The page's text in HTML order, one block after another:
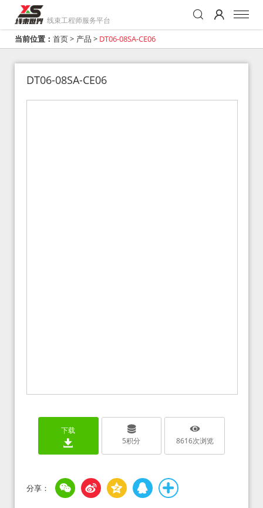
线束工程师服务平台
当前位置： 首页> 产品 > DT06-08SA-CE06
DT06-08SA-CE06
下载
5积分 8616次浏览